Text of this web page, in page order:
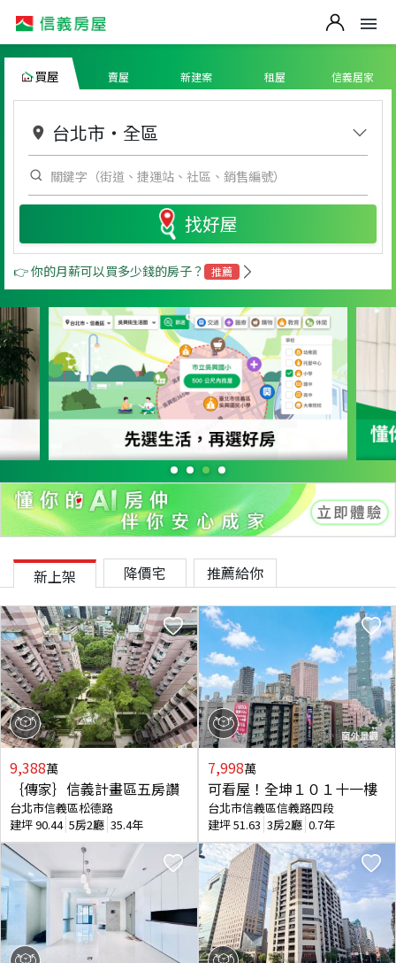
買屋 賣屋 新建案 租屋 信義居家
台北市 ・ 全區
找好屋
👉 你的月薪可以買多少錢的房子？ 推薦
新上架 降價宅 推薦給你
9,388萬
｛傳家｝信義計畫區五房讚
台北市信義區松德路
建坪90.44 5房2廳 35.4年
7,998萬
可看屋！全坤１０１十一樓
台北市信義區信義路四段
建坪51.63 3房2廳 0.7年